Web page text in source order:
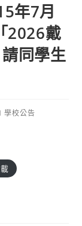
年7月
2026戴
同學生
學校公告